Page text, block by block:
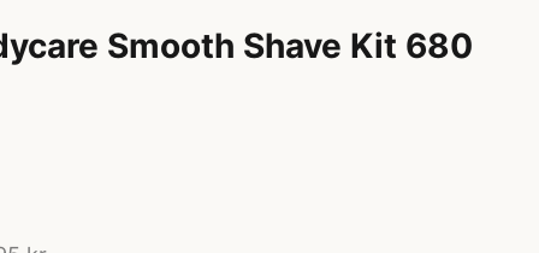
Smooth Shave Kit 680